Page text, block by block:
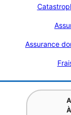
Assurance